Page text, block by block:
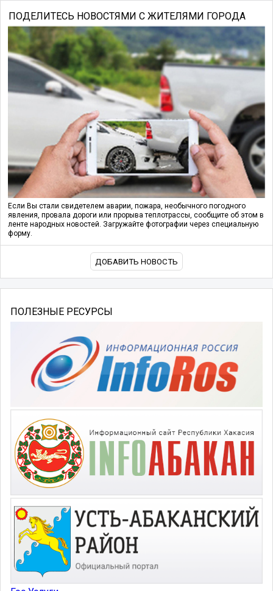
ПОДЕЛИТЕСЬ НОВОСТЯМИ С ЖИТЕЛЯМИ ГОРОДА
Если Вы стали свидетелем аварии, пожара, необычного погодного
явления, провала дороги или прорыва теплотрассы, сообщите об этом в
ленте народных новостей. Загружайте фотографии через специальную
форму.
ДОБАВИТЬ НОВОСТЬ
ПОЛЕЗНЫЕ РЕСУРСЫ